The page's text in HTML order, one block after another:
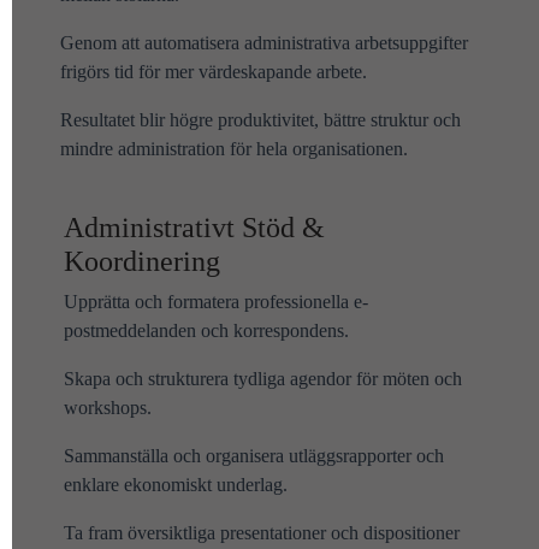
Genom att automatisera administrativa arbetsuppgifter
frigörs tid för mer värdeskapande arbete.
Resultatet blir högre produktivitet, bättre struktur och
mindre administration för hela organisationen.
Administrativt Stöd &
Koordinering
Upprätta och formatera professionella e-
postmeddelanden och korrespondens.
Skapa och strukturera tydliga agendor för möten och
workshops.
Sammanställa och organisera utläggsrapporter och
enklare ekonomiskt underlag.
Ta fram översiktliga presentationer och dispositioner